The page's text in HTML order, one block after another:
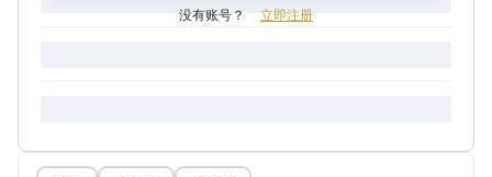
没有账号？ 立即注册